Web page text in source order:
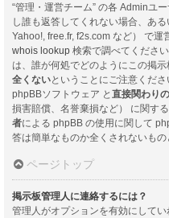
“管理・運営チーム” の各 Adminユ
し誰も返答してくれない場合、あ
Yahoo!, free.fr, f2s.com など） で
whois lookup 検索で調べてくださ
は、誰が何処でどのようにこの掲
全くないということにご注意くだ
phpBBソフトウェア と 直接関わり
損害賠償、名誉棄損など） に関す
者による phpBB の使用に関して
答は簡単なものか全くされないもの
ページトップ
掲示板管理人に連絡するには？
管理人がオプションを有効にして